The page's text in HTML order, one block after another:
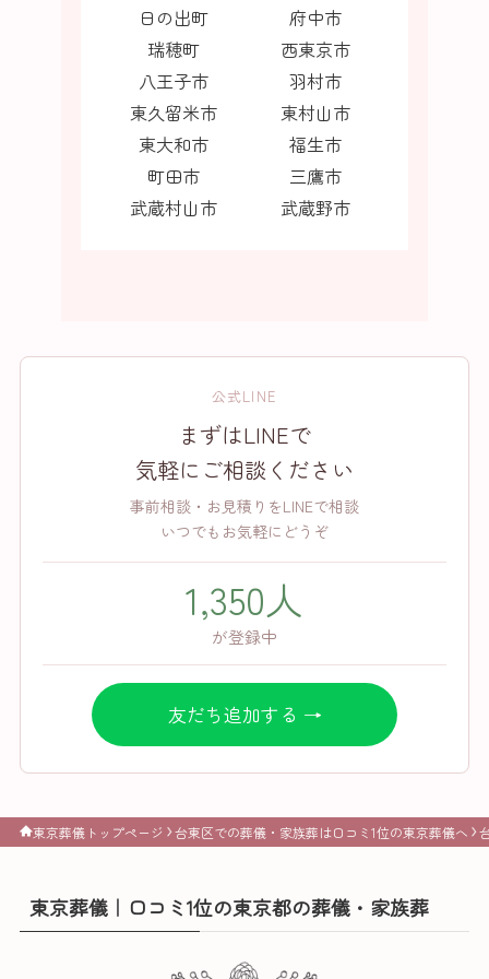
日の出町
府中市
瑞穂町
西東京市
八王子市
羽村市
東久留米市
東村山市
東大和市
福生市
町田市
三鷹市
武蔵村山市
武蔵野市
公式LINE
まずはLINEで
気軽にご相談ください
事前相談・お見積りをLINEで相談
いつでもお気軽にどうぞ
1,350人
が登録中
友だち追加する →
東京葬儀トップページ 台東区での葬儀・家族葬は口コミ1位の東京葬儀へ
東京葬儀｜口コミ1位の東京都の葬儀・家族葬